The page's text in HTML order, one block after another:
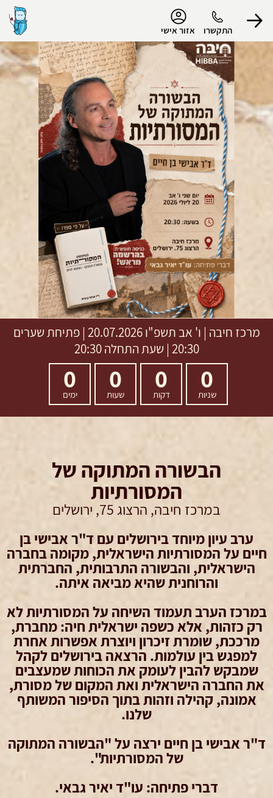
התקשרו אזור אישי
הפרופיל שלי
התנתק
מרכז חיבה | ו' אב תשפ"ו
20.07.2026 | פתיחת שערים
20:30 | שעת התחלה 20:30
0
שניות
0
דקות
0
שעות
0
ימים
הבשורה המתוקה של
המסורתיות
במרכז חיבה, הרצוג 75, ירושלים
ערב עיון מיוחד בירושלים עם ד"ר אבישי בן
חיים על המסורתיות הישראלית, מקומה בחברה
הישראלית, והבשורה התרבותית, החברתית
והרוחנית שהיא מביאה איתה.
במרכז הערב תעמוד השיחה על המסורתיות לא
רק כזהות, אלא כשפה ישראלית חיה: מחברת,
מרככת, שומרת זיכרון ויוצרת אפשרות אחרת
למפגש בין עולמות. הרצאה בירושלים לקהל
שמבקש להבין לעומק את הכוחות שמעצבים
את החברה הישראלית ואת המקום של מסורת,
אמונה, קהילה וזהות בתוך הסיפור המשותף
שלנו.
ד"ר אבישי בן חיים ירצה על "הבשורה המתוקה
של המסורתיות".
דברי פתיחה: עו"ד יאיר גבאי.